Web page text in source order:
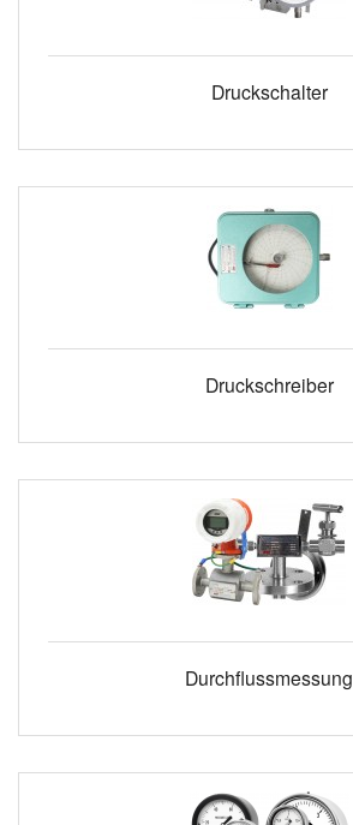
Druckschalter
Druckschreiber
Durchflussmessung